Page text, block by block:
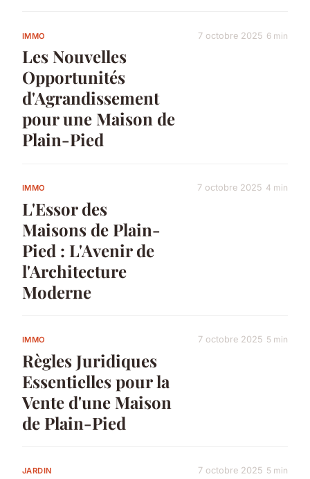
IMMO
Les Nouvelles
Opportunités
d'Agrandissement
pour une Maison de
Plain-Pied
7 octobre 2025 6 min
IMMO
L'Essor des
Maisons de Plain-
Pied : L'Avenir de
l'Architecture
Moderne
7 octobre 2025 4 min
IMMO
Règles Juridiques
Essentielles pour la
Vente d'une Maison
de Plain-Pied
7 octobre 2025 5 min
JARDIN 7 octobre 2025 5 min